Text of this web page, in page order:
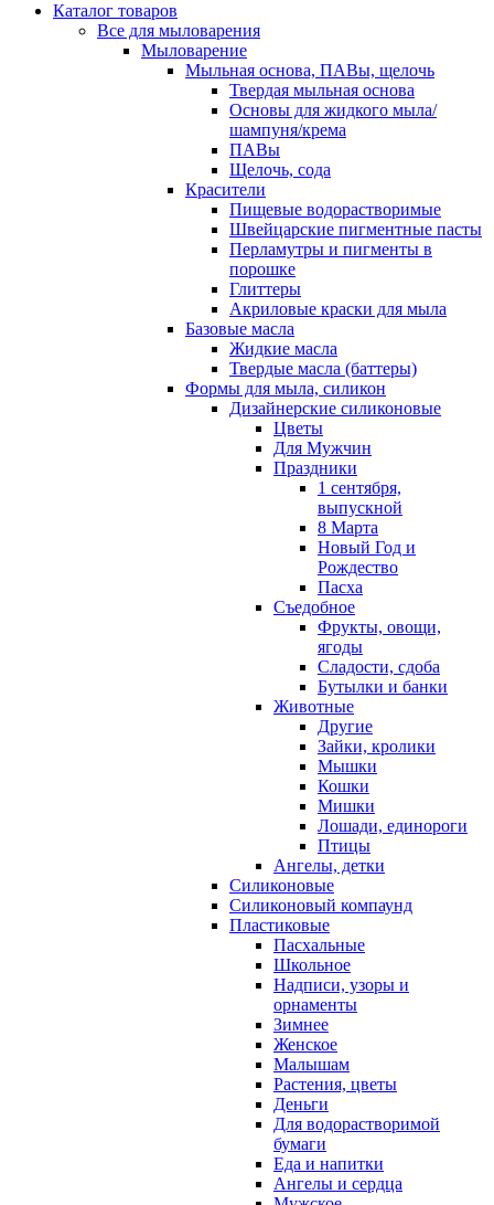
Каталог товаров
Все для мыловарения
Мыловарение
Мыльная основа, ПАВы, щелочь
Твердая мыльная основа
Основы для жидкого мыла/
шампуня/крема
ПАВы
Щелочь, сода
Красители
Пищевые водорастворимые
Швейцарские пигментные пасты
Перламутры и пигменты в
порошке
Глиттеры
Акриловые краски для мыла
Базовые масла
Жидкие масла
Твердые масла (баттеры)
Формы для мыла, силикон
Дизайнерские силиконовые
Цветы
Для Мужчин
Праздники
1 сентября,
выпускной
8 Марта
Новый Год и
Рождество
Пасха
Съедобное
Фрукты, овощи,
ягоды
Сладости, сдоба
Бутылки и банки
Животные
Другие
Зайки, кролики
Мышки
Кошки
Мишки
Лошади, единороги
Птицы
Ангелы, детки
Силиконовые
Силиконовый компаунд
Пластиковые
Пасхальные
Школьное
Надписи, узоры и
орнаменты
Зимнее
Женское
Малышам
Растения, цветы
Деньги
Для водорастворимой
бумаги
Еда и напитки
Ангелы и сердца